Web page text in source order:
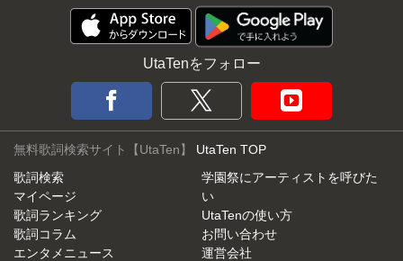
UtaTenをフォロー
無料歌詞検索サイト【UtaTen】 UtaTen TOP
歌詞検索
マイページ
歌詞ランキング
歌詞コラム
エンタメニュース
学園祭にアーティストを呼びた
い
UtaTenの使い方
お問い合わせ
運営会社